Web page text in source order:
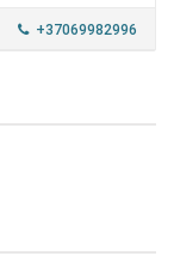
+37069982996